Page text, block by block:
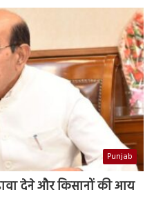
Punjab
देने और किसानों की आय